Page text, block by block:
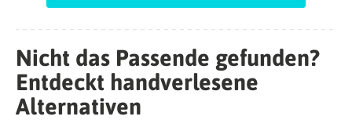
Nicht das Passende gefunden?
Entdeckt handverlesene
Alternativen